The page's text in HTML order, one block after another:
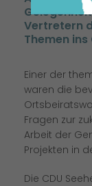
Vertretern
Themen
Einer der
waren die
Fragen zur
Arbeit der
Projekten in
Die CDU